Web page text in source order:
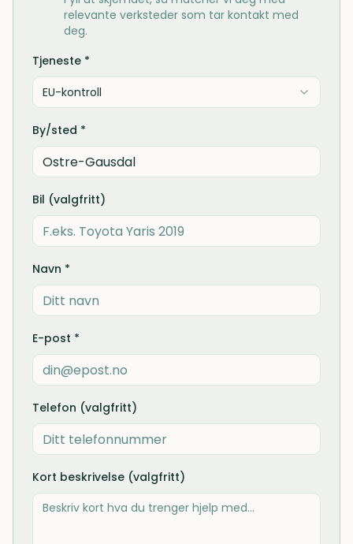
relevante verksteder som tar kontakt med
deg.
Tjeneste *
EU-kontroll
By/sted *
Bil (valgfritt)
Navn *
E-post *
Telefon (valgfritt)
Kort beskrivelse (valgfritt)